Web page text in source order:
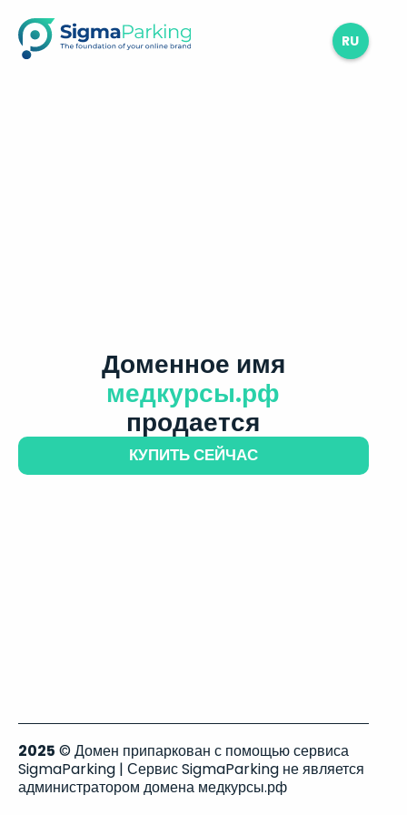
RU
Доменное имя
медкурсы.рф
продается
КУПИТЬ СЕЙЧАС
2025 © Домен припаркован с помощью сервиса
SigmaParking | Сервис SigmaParking не является
администратором домена медкурсы.рф